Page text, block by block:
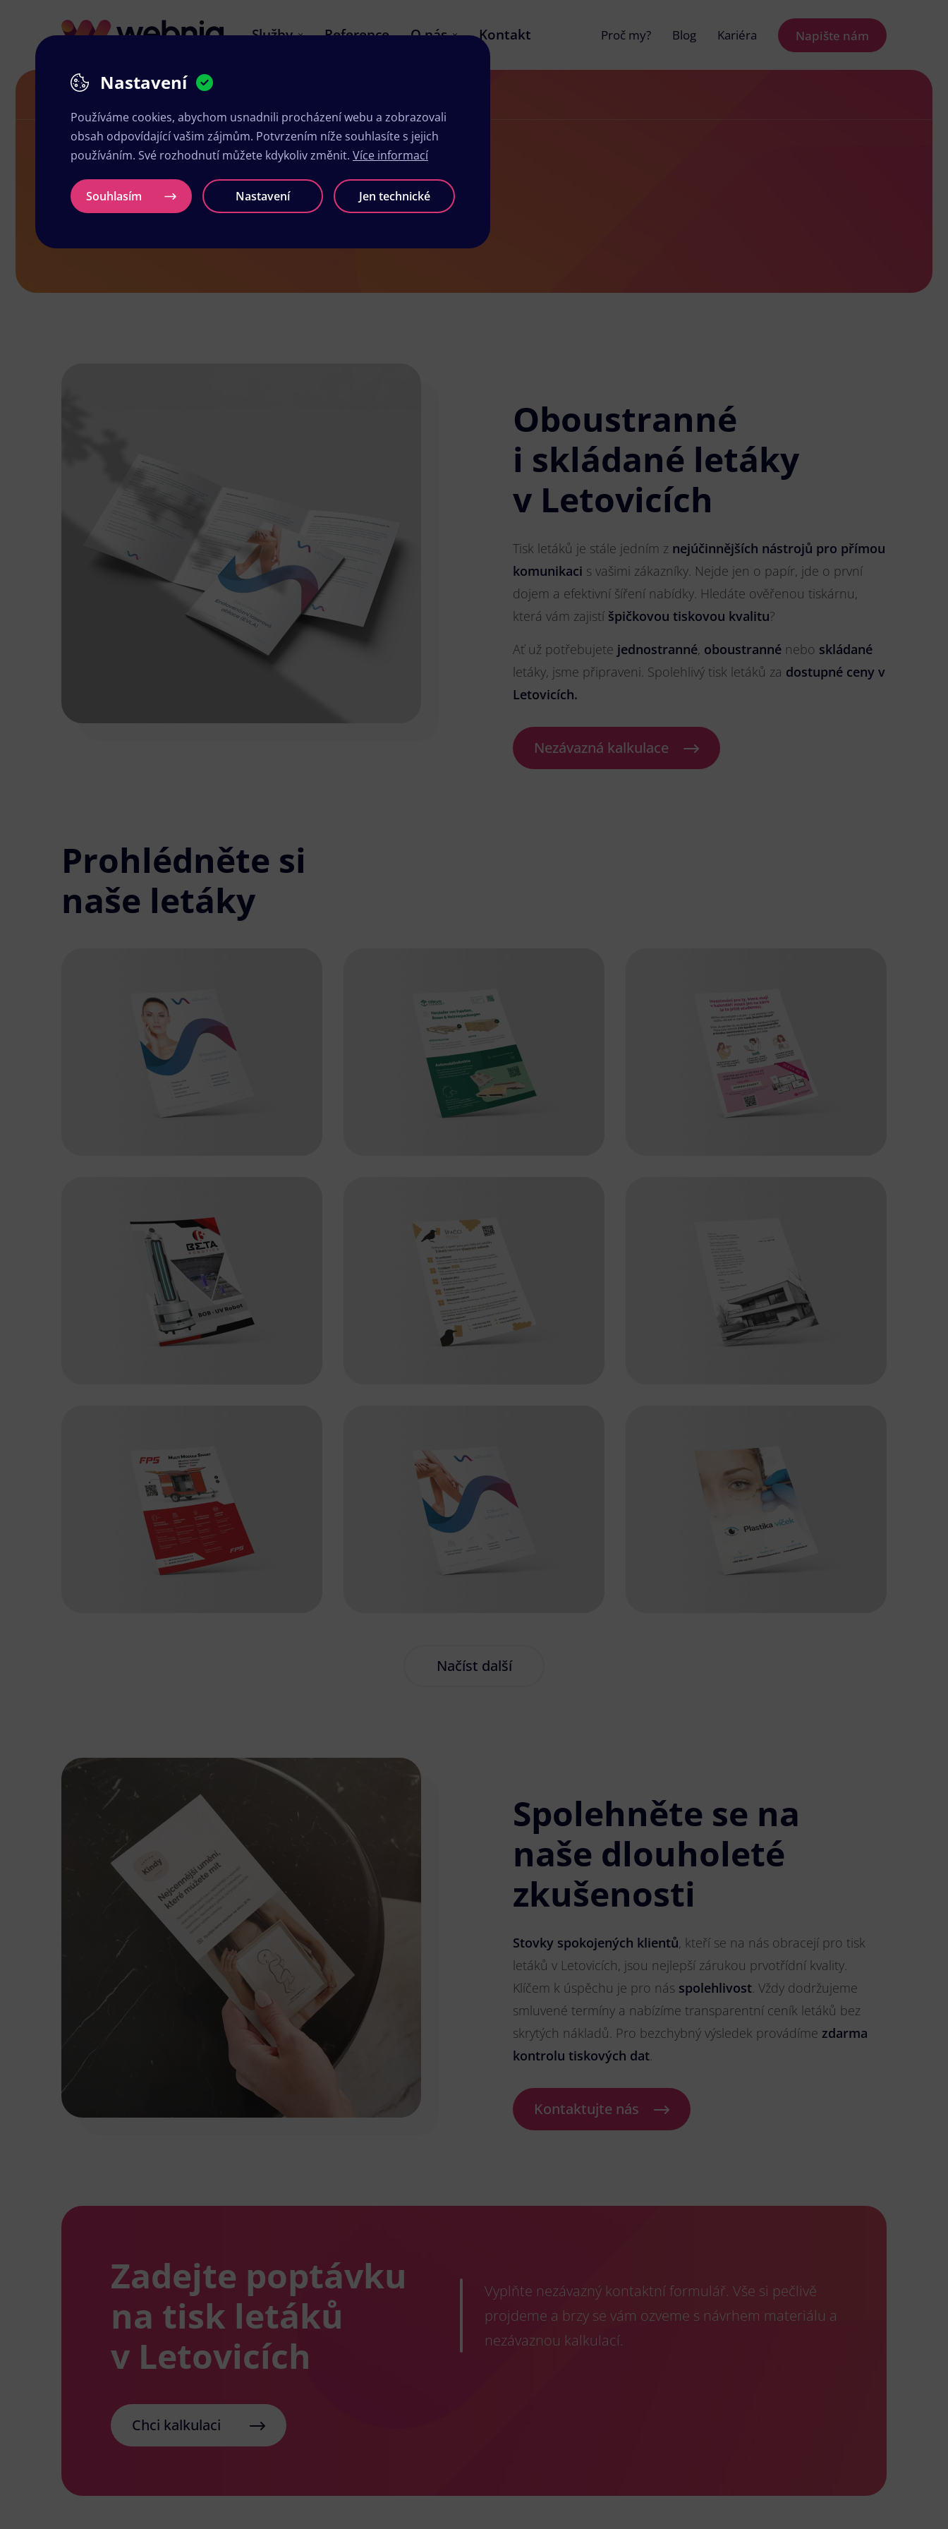
Služby Reference O nás Kontakt Proč my? Blog Kariéra Napište nám
Letáky v Letovicích
Letáky v Letovicích
Oboustranné
i skládané letáky
v Letovicích
Tisk letáků je stále jedním z nejúčinnějších nástrojů pro přímou
komunikaci s vašimi zákazníky. Nejde jen o papír, jde o první
dojem a efektivní šíření nabídky. Hledáte ověřenou tiskárnu,
která vám zajistí špičkovou tiskovou kvalitu?
Ať už potřebujete jednostranné, oboustranné nebo skládané
letáky, jsme připraveni. Spolehlivý tisk letáků za dostupné ceny v
Letovicích.
Nezávazná kalkulace
Prohlédněte si
naše letáky
Načíst další
Spolehněte se na
naše dlouholeté
zkušenosti
Stovky spokojených klientů, kteří se na nás obracejí pro tisk
letáků v Letovicích, jsou nejlepší zárukou prvotřídní kvality.
Klíčem k úspěchu je pro nás spolehlivost. Vždy dodržujeme
smluvené termíny a nabízíme transparentní ceník letáků bez
skrytých nákladů. Pro bezchybný výsledek provádíme zdarma
kontrolu tiskových dat.
Kontaktujte nás
Zadejte poptávku
na tisk letáků
v Letovicích
Vyplňte nezávazný kontaktní formulář. Vše si pečlivě
projdeme a brzy se vám ozveme s návrhem materiálu a
nezávaznou kalkulací.
Chci kalkulaci
Nastavení
Používáme cookies, abychom usnadnili procházení webu a zobrazovali
obsah odpovídající vašim zájmům. Potvrzením níže souhlasíte s jejich
používáním. Své rozhodnutí můžete kdykoliv změnit. Více informací
Souhlasím Nastavení Jen technické